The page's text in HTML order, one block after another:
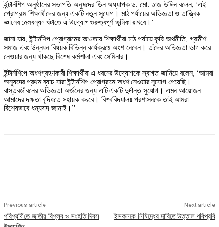
ইন্টার্নশিপ অনুষ্ঠানের সভাপতি অনুষদের ডিন অধ্যাপক ড. মো. তাজ উদ্দিন বলেন, ‘এই
প্রোগ্রাম শিক্ষার্থীদের জন্য একটি নতুন সুযোগ। মাঠ পর্যায়ের অভিজ্ঞতা ও তাত্ত্বিক
জ্ঞানের মেলবন্ধন ঘটাতে এ উদ্যোগ গুরুত্বপূর্ণ ভূমিকা রাখবে।’
জানা যায়, ইন্টার্নশিপ প্রোগ্রামের আওতায় শিক্ষার্থীরা মাঠ পর্যায়ে কৃষি অর্থনীতি, গ্রামীণ
সমাজ এবং উন্নয়ন বিষয়ক বিভিন্ন কার্যক্রমে অংশ নেবেন। তাঁদের অভিজ্ঞতা ভাগ করে
নেওয়ার জন্য থাকছে বিশেষ কর্মশালা এবং সেমিনার।
ইন্টার্নশিপে অংশগ্রহণকারী শিক্ষার্থীরা এ ধরনের উদ্যোগকে স্বাগত জানিয়ে বলেন, ‘আমরা
অনুষদের প্রথম ব্যাচ যারা ইন্টার্নশিপ প্রোগ্রামে অংশ নেওয়ার সুযোগ পেয়েছি।
বাস্তবজীবনের অভিজ্ঞতা অর্জনের জন্য এটি একটি দুর্দান্ত সুযোগ। এমন আয়োজন
আমাদের দক্ষতা বৃদ্ধিতে সহায়ক করবে। বিশ্ববিদ্যালয় প্রশাসনকে তাই আমরা
বিশেষভাবে ধন্যবাদ জানাই।”
Previous article
পবিপ্রবি’তে জাতীয় বিপ্লব ও সংহতি দিবস
Next article
ইসকনকে নিষিদ্ধের দাবিতে উত্তাল পবিপ্রবি